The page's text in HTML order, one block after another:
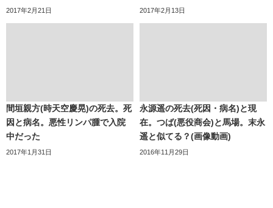
2017年2月21日 2017年2月13日
間垣親方(時天空慶晃)の死去。死
因と病名。悪性リンパ腫で入院
中だった
2017年1月31日
永源遥の死去(死因・病名)と現
在。つば(悪役商会)と馬場。末永
遥と似てる？(画像動画)
2016年11月29日